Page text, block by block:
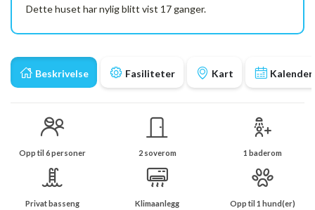
Beskrivelse Fasiliteter Kart Kalender
Opp til 6 personer 2 soverom 1 baderom
Privat basseng Klimaanlegg Opp til 1 hund(er)
Dette huset har nylig blitt vist 17 ganger.